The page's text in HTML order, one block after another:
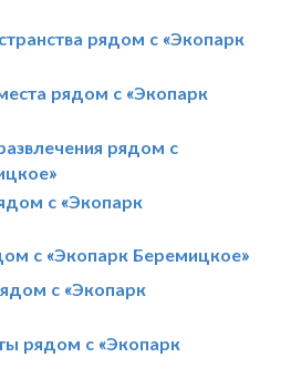
рядом с «Экопарк
рядом с «Экопарк
рядом с
с «Экопарк
с «Экопарк Беремицкое»
с «Экопарк
рядом с «Экопарк